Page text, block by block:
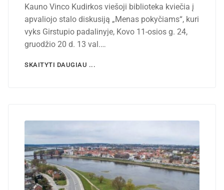
Kauno Vinco Kudirkos viešoji biblioteka kviečia į
apvaliojo stalo diskusiją „Menas pokyčiams“, kuri
vyks Girstupio padalinyje, Kovo 11-osios g. 24,
gruodžio 20 d. 13 val.…
SKAITYTI DAUGIAU ...